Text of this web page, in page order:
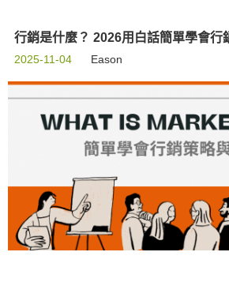
行銷是什麼？ 2026用白話簡單學會行
2025-11-04 Eason